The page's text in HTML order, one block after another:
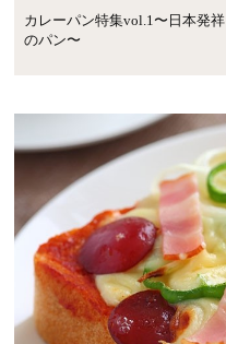
カレーパン特集vol.1〜日本発祥
のパン〜